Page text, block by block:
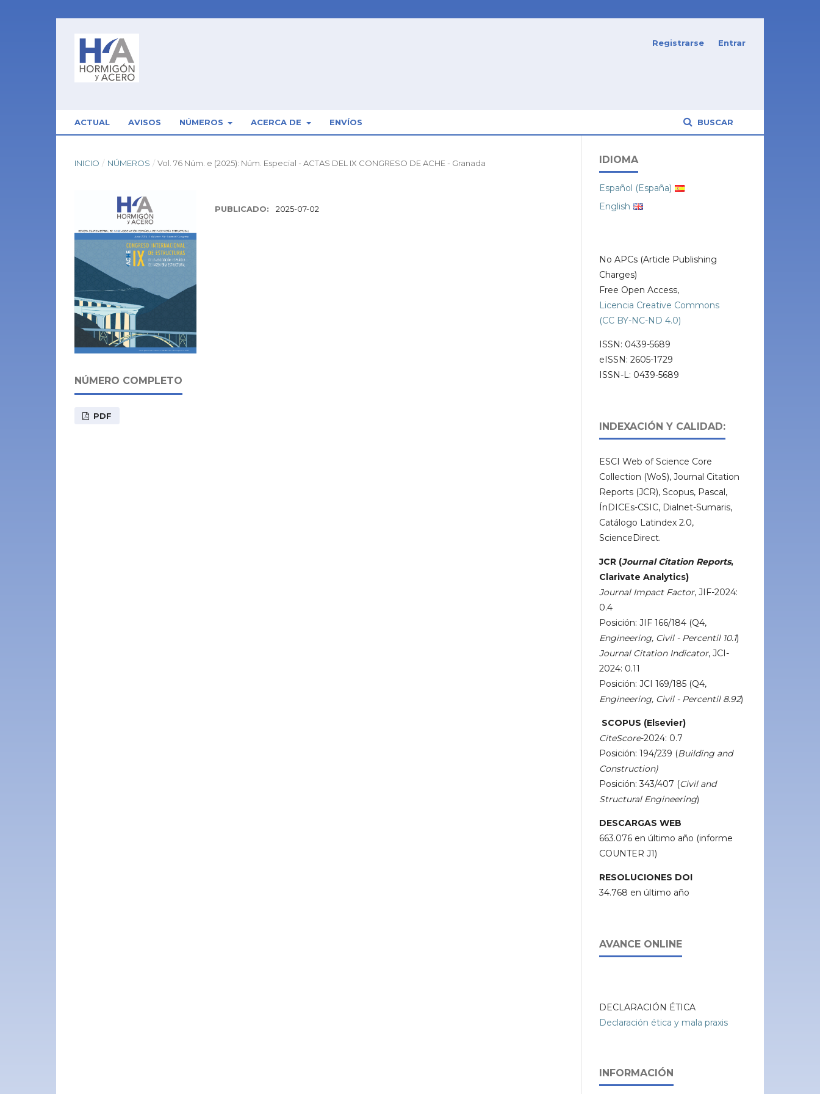
ACTUAL AVISOS NÚMEROS ACERCA DE ENVÍOS BUSCAR
Registrarse Entrar
INICIO / NÚMEROS / Vol. 76 Núm. e (2025): Núm. Especial - ACTAS DEL IX CONGRESO DE ACHE - Granada
PUBLICADO: 2025-07-02
NÚMERO COMPLETO
PDF
IDIOMA
Español (España)
English
No APCs (Article Publishing
Charges)
Free Open Access,
Licencia Creative Commons
(CC BY-NC-ND 4.0)
ISSN: 0439-5689
eISSN: 2605-1729
ISSN-L: 0439-5689
INDEXACIÓN Y CALIDAD:
ESCI Web of Science Core
Collection (WoS), Journal Citation
Reports (JCR), Scopus, Pascal,
ÍnDICEs-CSIC, Dialnet-Sumaris,
Catálogo Latindex 2.0,
ScienceDirect.
JCR (Journal Citation Reports,
Clarivate Analytics)
Journal Impact Factor, JIF-2024:
0.4
Posición: JIF 166/184 (Q4,
Engineering, Civil - Percentil 10.1)
Journal Citation Indicator, JCI-
2024: 0.11
Posición: JCI 169/185 (Q4,
Engineering, Civil - Percentil 8.92)
SCOPUS (Elsevier)
CiteScore-2024: 0.7
Posición: 194/239 (Building and
Construction)
Posición: 343/407 (Civil and
Structural Engineering)
DESCARGAS WEB
663.076 en último año (informe
COUNTER J1)
RESOLUCIONES DOI
34.768 en último año
AVANCE ONLINE
DECLARACIÓN ÉTICA
Declaración ética y mala praxis
INFORMACIÓN